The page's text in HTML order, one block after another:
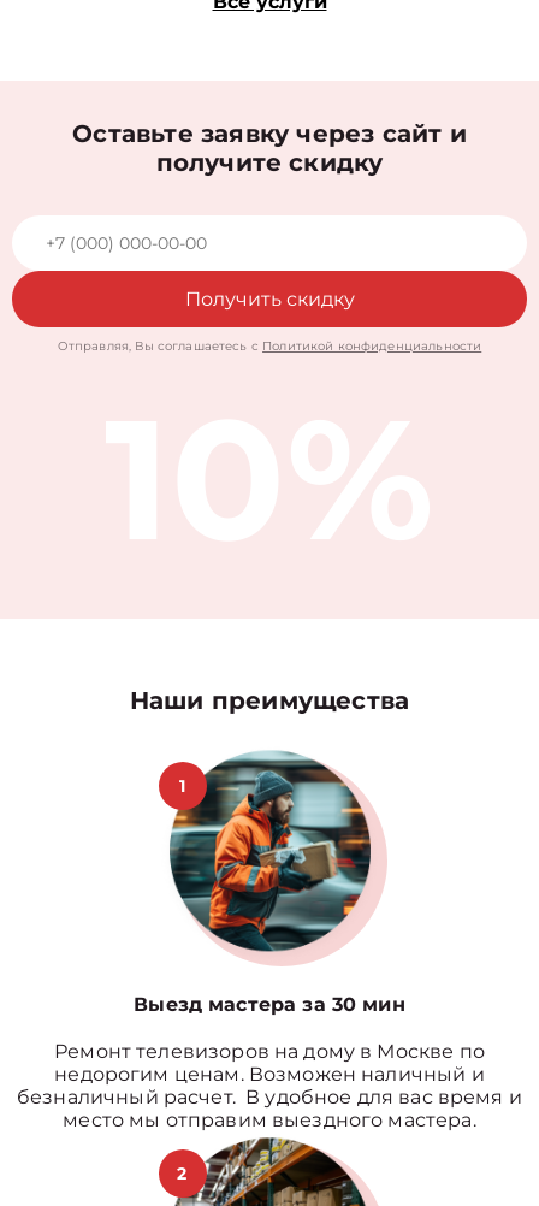
Оставьте заявку через сайт и
получите скидку
Получить скидку
Отправляя, Вы соглашаетесь с Политикой конфиденциальности
Наши преимущества
1
Выезд мастера за 30 мин
Ремонт телевизоров на дому в Москве по
недорогим ценам. Возможен наличный и
безналичный расчет. В удобное для вас время и
место мы отправим выездного мастера.
2